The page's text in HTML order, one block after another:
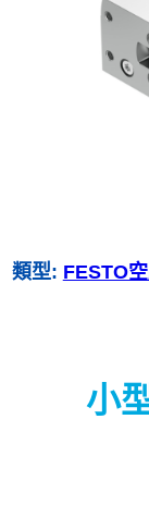
類型: FESTO
小